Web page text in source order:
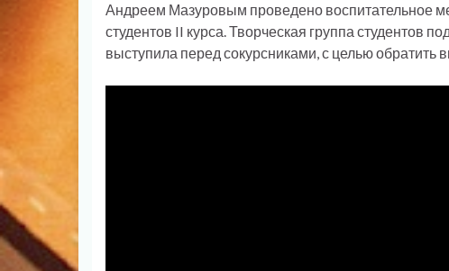
Андреем Мазуровым проведено воспитательное
студентов II курса. Творческая группа студентов
выступила перед сокурсниками, с целью